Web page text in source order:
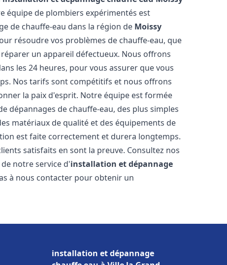
équipe de plombiers expérimentés est
de chauffe-eau dans la région de Moissy
résoudre vos problèmes de chauffe-eau, que
un appareil défectueux. Nous offrons
les 24 heures, pour vous assurer que vous
Nos tarifs sont compétitifs et nous offrons
la paix d'esprit. Notre équipe est formée
dépannages de chauffe-eau, des plus simples
matériaux de qualité et des équipements de
est faite correctement et durera longtemps.
satisfaits en sont la preuve. Consultez nos
notre service d'installation et dépannage
à nous contacter pour obtenir un
installation et dépannage